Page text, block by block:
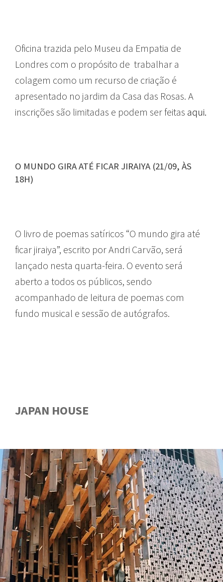
Oficina trazida pelo Museu da Empatia de
Londres com o propósito de trabalhar a
colagem como um recurso de criação é
apresentado no jardim da Casa das Rosas. A
inscrições são limitadas e podem ser feitas aqui.
O MUNDO GIRA ATÉ FICAR JIRAIYA (21/09, ÀS
18H)
O livro de poemas satíricos “O mundo gira até
ficar jiraiya”, escrito por Andri Carvão, será
lançado nesta quarta-feira. O evento será
aberto a todos os públicos, sendo
acompanhado de leitura de poemas com
fundo musical e sessão de autógrafos.
JAPAN HOUSE